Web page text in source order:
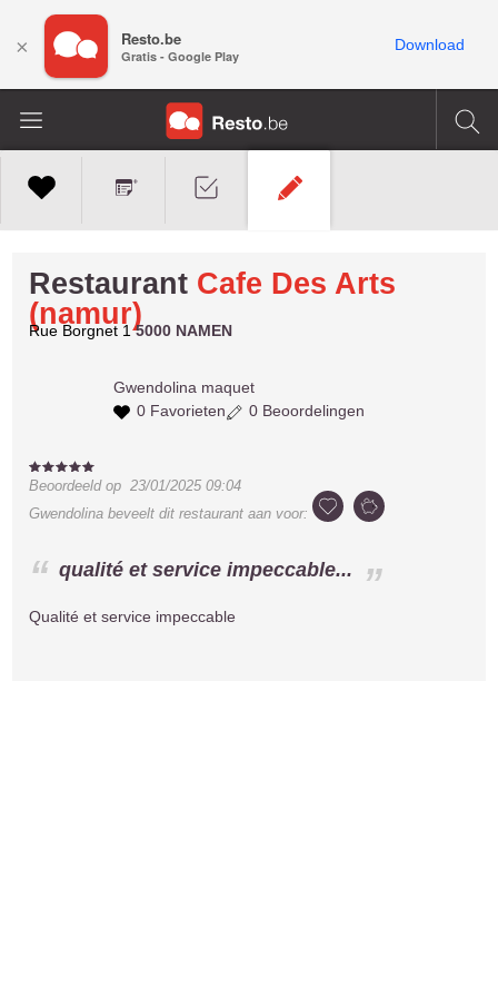
Restaurant Cafe Des Arts
(namur)
Rue Borgnet 15000 NAMEN
Gwendolina maquet
0 Favorieten
0 Beoordelingen
Beoordeeld op23/01/2025 09:04
Gwendolina beveelt dit restaurant aan voor:
qualité et service impeccable...
Qualité et service impeccable
× Resto.be
Gratis - Google Play
Download